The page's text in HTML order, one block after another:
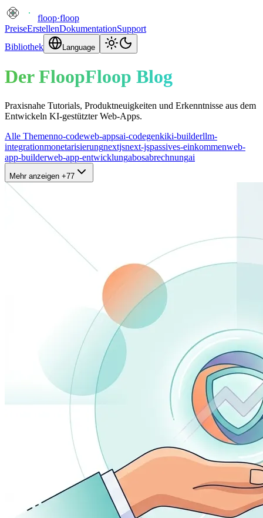
floop·floop
PreiseErstellenDokumentationSupport
Bibliothek
Language
Der FloopFloop Blog
Praxisnahe Tutorials, Produktneuigkeiten und Erkenntnisse aus dem
Entwickeln KI-gestützter Web-Apps.
Alle Themenno-codeweb-appsai-codegenkiki-builderllm-
integrationmonetarisierungnextjsnext-jspassives-einkommenweb-
app-builderweb-app-entwicklungabosabrechnungai
Mehr anzeigen +77